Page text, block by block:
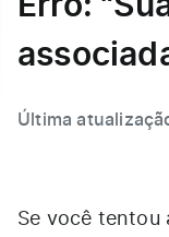
Erro:
Última
Se você tentou